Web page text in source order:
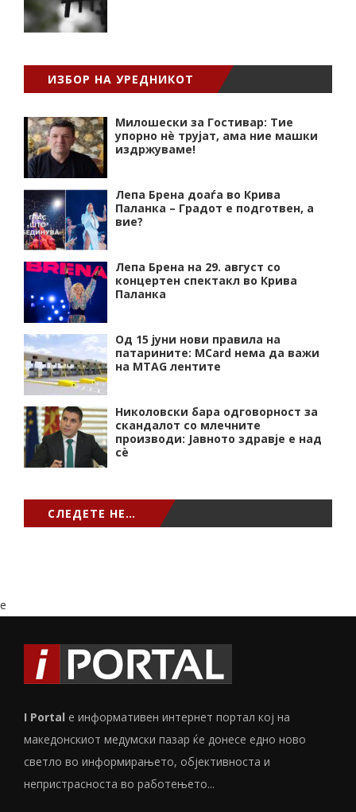
ИЗБОР НА УРЕДНИКОТ
Милошески за Гостивар: Тие
упорно нѐ трујат, ама ние машки
издржуваме!
Лепа Брена доаѓа во Крива
Паланка – Градот е подготвен, а
вие?
Лепа Брена на 29. август со
концертен спектакл во Крива
Паланка
Од 15 јуни нови правила на
патарините: MCard нема да важи
на MTAG лентите
Николовски бара одговорност за
скандалот со млечните
производи: Јавното здравје е над
сѐ
СЛЕДЕТЕ НЕ…
e
I Portal е информативен интернет портал кој на
македонскиот медумски пазар ќе донесе едно ново
светло во информирањето, објективноста и
непристрасноста во работењето...